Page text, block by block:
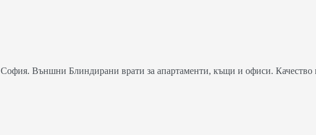
Външни Блиндирани врати за апартаменти, къщи и офиси. Качество